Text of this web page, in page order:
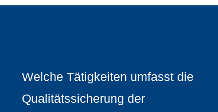
Welche Tätigkeiten umfasst die
Qualitätssicherung der